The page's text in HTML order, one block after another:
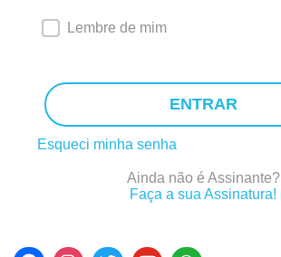
Lembre de mim
ENTRAR
Esqueci minha senha
Ainda não é Assinante?
Faça a sua Assinatura!